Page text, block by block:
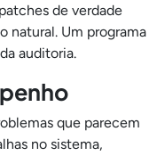
de verdade
natural. Um programa
auditoria.
que parecem
no sistema,